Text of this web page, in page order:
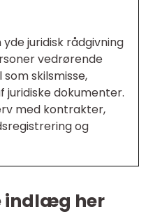
juridisk rådgivning
vedrørende
skilsmisse,
dokumenter.
med kontrakter,
og
indlæg her